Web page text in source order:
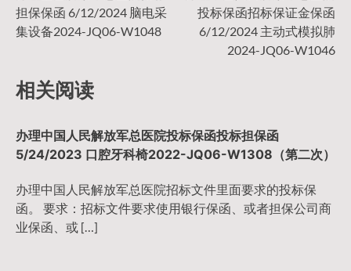
章
导
担保保函 6/12/2024 脑电采
集设备2024-JQ06-W1048
投标保函招标保证金保函
6/12/2024 主动式模拟肺
2024-JQ06-W1046
相关阅读
办理中国人民解放军总医院投标保函投标担保函
5/24/2023 口腔牙科椅2022-JQ06-W1308（第二次）
办理中国人民解放军总医院招标文件里面要求的投标保
函。 要求：招标文件要求使用银行保函、或者担保公司商
业保函、或 […]